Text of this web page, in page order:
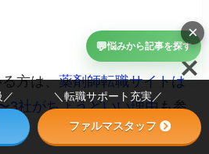
方は、薬剤師転職サイトは
3社がちょうどいい理由も参
💬悩みから記事を探す
×
級／ ＼転職サポート充実／
ファルマスタッフ